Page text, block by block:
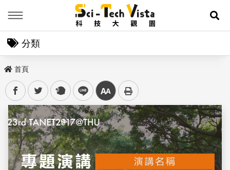
展
分類
首頁
facebooktwitter plurk line 中
儲存